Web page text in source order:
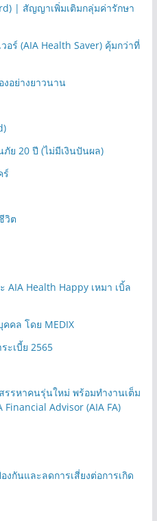
| สัญญาเพิ่มเติมกลุ่มค่ารักษา
อร์ (AIA Health Saver) คุ้มกว่าที่
อย่างยาวนาน
ภัย 20 ปี (ไม่มีเงินปันผล)
ร์
วิต
AIA Health Happy เหมา เบิ้ล
คล โดย MEDIX
ะเบี้ย 2565
รรหาคนรุ่นใหม่ พร้อมทำงานเต็ม
Financial Advisor (AIA FA)
กันและลดการเสี่ยงต่อการเกิด